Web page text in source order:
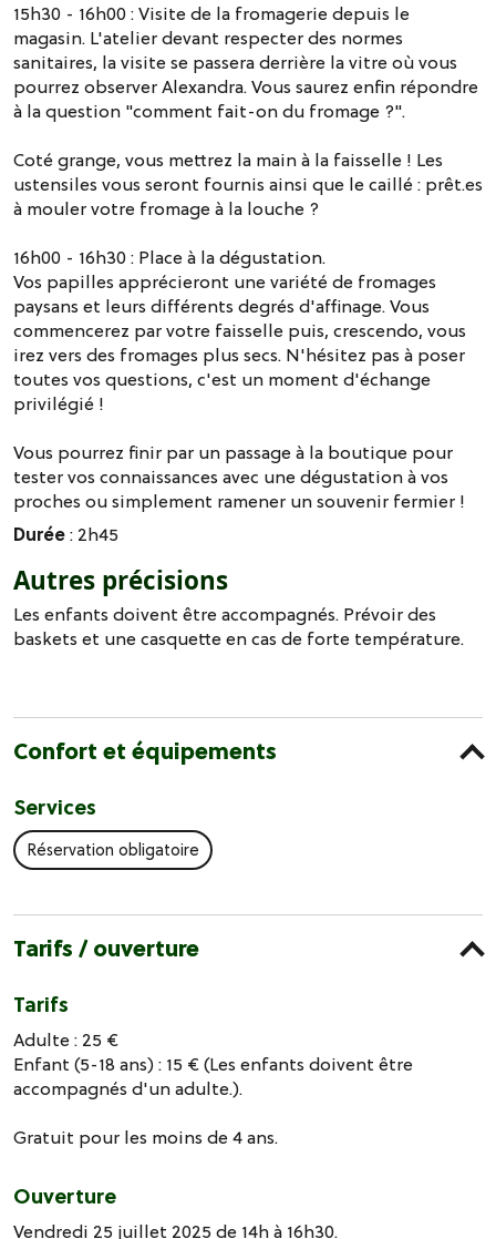
15h30 - 16h00 : Visite de la fromagerie depuis le
magasin. L'atelier devant respecter des normes
sanitaires, la visite se passera derrière la vitre où vous
pourrez observer Alexandra. Vous saurez enfin répondre
à la question "comment fait-on du fromage ?".
Coté grange, vous mettrez la main à la faisselle ! Les
ustensiles vous seront fournis ainsi que le caillé : prêt.es
à mouler votre fromage à la louche ?
16h00 - 16h30 : Place à la dégustation.
Vos papilles apprécieront une variété de fromages
paysans et leurs différents degrés d'affinage. Vous
commencerez par votre faisselle puis, crescendo, vous
irez vers des fromages plus secs. N'hésitez pas à poser
toutes vos questions, c'est un moment d'échange
privilégié !
Vous pourrez finir par un passage à la boutique pour
tester vos connaissances avec une dégustation à vos
proches ou simplement ramener un souvenir fermier !
Durée: 2h45
Autres précisions
Les enfants doivent être accompagnés. Prévoir des
baskets et une casquette en cas de forte température.
Confort et équipements
Services
Réservation obligatoire
Tarifs / ouverture
Tarifs
Adulte : 25 €
Enfant (5-18 ans) : 15 € (Les enfants doivent être
accompagnés d'un adulte.).
Gratuit pour les moins de 4 ans.
Ouverture
Vendredi 25 juillet 2025 de 14h à 16h30.